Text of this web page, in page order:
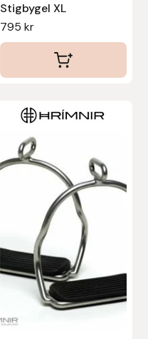
Stigbygel XL
795 kr